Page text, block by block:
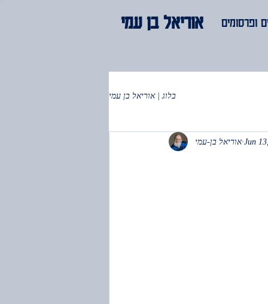
אוריאל בן עמי ופרסומים
בלוג | אוריאל בן עמי
אוריאל בן-עמי Jun